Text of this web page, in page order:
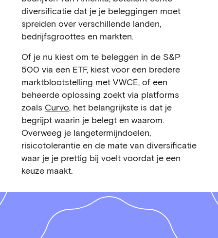
diversificatie dat je je beleggingen moet
spreiden over verschillende landen,
bedrijfsgroottes en markten.
Of je nu kiest om te beleggen in de S&P
500 via een ETF, kiest voor een bredere
marktblootstelling met VWCE, of een
beheerde oplossing zoekt via platforms
zoals Curvo, het belangrijkste is dat je
begrijpt waarin je belegt en waarom.
Overweeg je langetermijndoelen,
risicotolerantie en de mate van diversificatie
waar je je prettig bij voelt voordat je een
keuze maakt.